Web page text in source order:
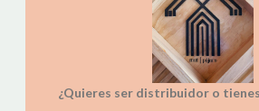
¿Quieres ser distribuidor o